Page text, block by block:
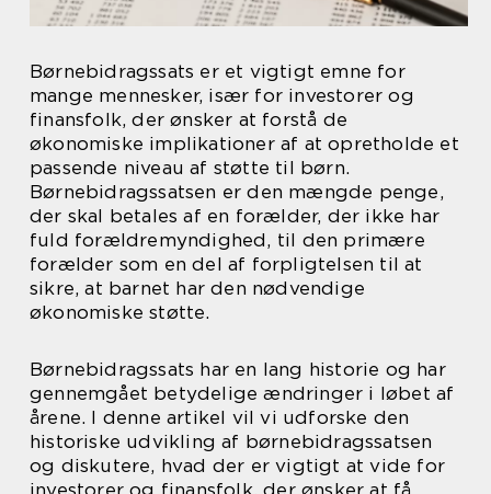
Børnebidragssats er et vigtigt emne for
mange mennesker, især for investorer og
finansfolk, der ønsker at forstå de
økonomiske implikationer af at opretholde et
passende niveau af støtte til børn.
Børnebidragssatsen er den mængde penge,
der skal betales af en forælder, der ikke har
fuld forældremyndighed, til den primære
forælder som en del af forpligtelsen til at
sikre, at barnet har den nødvendige
økonomiske støtte.
Børnebidragssats har en lang historie og har
gennemgået betydelige ændringer i løbet af
årene. I denne artikel vil vi udforske den
historiske udvikling af børnebidragssatsen
og diskutere, hvad der er vigtigt at vide for